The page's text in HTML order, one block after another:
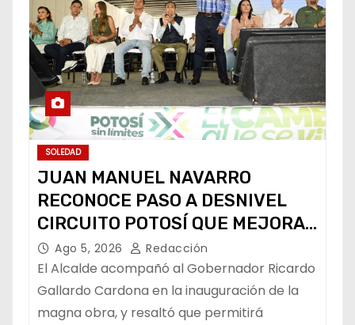
SOLEDAD
JUAN MANUEL NAVARRO
RECONOCE PASO A DESNIVEL
CIRCUITO POTOSÍ QUE MEJORA
LA MOVILIDAD METROPOLITANA
Ago 5, 2026 Redacción
El Alcalde acompañó al Gobernador Ricardo
Gallardo Cardona en la inauguración de la
magna obra, y resaltó que permitirá